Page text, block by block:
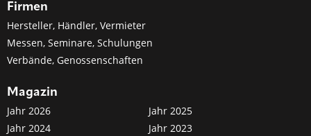
Firmen
Hersteller, Händler, Vermieter
Messen, Seminare, Schulungen
Verbände, Genossenschaften
Magazin
Jahr 2026
Jahr 2025
Jahr 2024
Jahr 2023